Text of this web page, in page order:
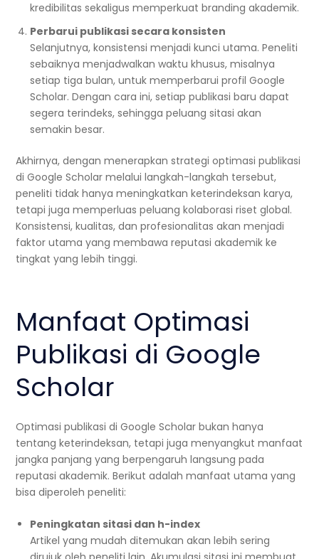
kredibilitas sekaligus memperkuat branding akademik.
Perbarui publikasi secara konsisten
Selanjutnya, konsistensi menjadi kunci utama. Peneliti
sebaiknya menjadwalkan waktu khusus, misalnya
setiap tiga bulan, untuk memperbarui profil Google
Scholar. Dengan cara ini, setiap publikasi baru dapat
segera terindeks, sehingga peluang sitasi akan
semakin besar.
Akhirnya, dengan menerapkan strategi optimasi publikasi
di Google Scholar melalui langkah-langkah tersebut,
peneliti tidak hanya meningkatkan keterindeksan karya,
tetapi juga memperluas peluang kolaborasi riset global.
Konsistensi, kualitas, dan profesionalitas akan menjadi
faktor utama yang membawa reputasi akademik ke
tingkat yang lebih tinggi.
Manfaat Optimasi
Publikasi di Google
Scholar
Optimasi publikasi di Google Scholar bukan hanya
tentang keterindeksan, tetapi juga menyangkut manfaat
jangka panjang yang berpengaruh langsung pada
reputasi akademik. Berikut adalah manfaat utama yang
bisa diperoleh peneliti:
Peningkatan sitasi dan h-index
Artikel yang mudah ditemukan akan lebih sering